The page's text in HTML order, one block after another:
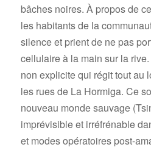
bâches noires. À propos de
les habitants de la
silence et prient de ne pas
cellulaire à la main sur la
non explicite qui régit tout au
les rues de La Hormiga. Ce
nouveau monde sauvage
imprévisible et irréfrénable
et modes opératoires post-